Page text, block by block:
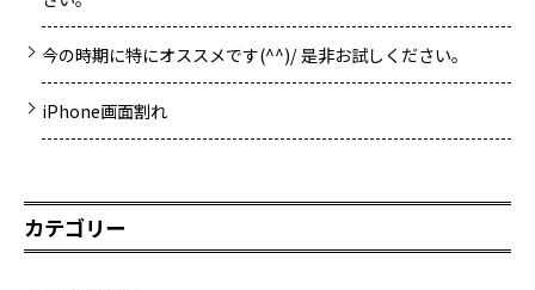
今の時期に特にオススメです(^^)/ 是非お試しください。
iPhone画面割れ
カテゴリー